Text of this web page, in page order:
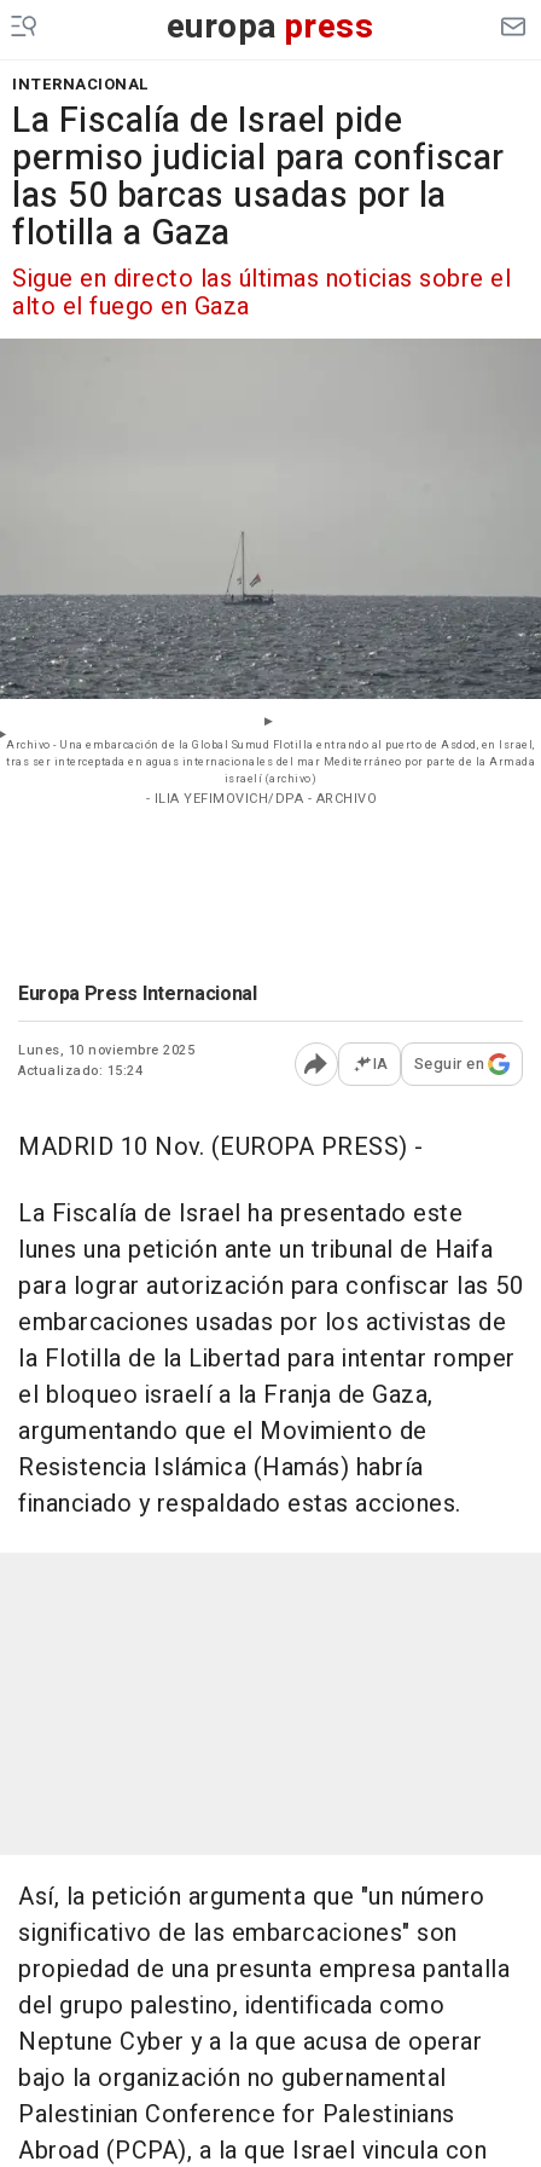
europa press
INTERNACIONAL
La Fiscalía de Israel pide
permiso judicial para confiscar
las 50 barcas usadas por la
flotilla a Gaza
Sigue en directo las últimas noticias sobre el
alto el fuego en Gaza
Archivo - Una embarcación de la Global Sumud Flotilla entrando al puerto de Asdod, en Israel,
tras ser interceptada en aguas internacionales del mar Mediterráneo por parte de la Armada
israelí (archivo)
- ILIA YEFIMOVICH/DPA - ARCHIVO
Europa Press Internacional
Lunes, 10 noviembre 2025
Actualizado: 15:24
Abrir opciones para
IA Seguir en
MADRID 10 Nov. (EUROPA PRESS) -
La Fiscalía de Israel ha presentado este
lunes una petición ante un tribunal de Haifa
para lograr autorización para confiscar las 50
embarcaciones usadas por los activistas de
la Flotilla de la Libertad para intentar romper
el bloqueo israelí a la Franja de Gaza,
argumentando que el Movimiento de
Resistencia Islámica (Hamás) habría
financiado y respaldado estas acciones.
Así, la petición argumenta que "un número
significativo de las embarcaciones" son
propiedad de una presunta empresa pantalla
del grupo palestino, identificada como
Neptune Cyber y a la que acusa de operar
bajo la organización no gubernamental
Palestinian Conference for Palestinians
Abroad (PCPA), a la que Israel vincula con